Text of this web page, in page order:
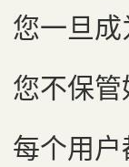
您一旦
您不保
每个用